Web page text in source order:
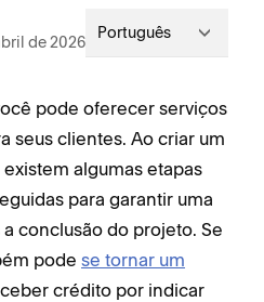
de 2026 Português
pode oferecer serviços
seus clientes. Ao criar um
algumas etapas
para garantir uma
conclusão do projeto. Se
pode se tornar um
crédito por indicar